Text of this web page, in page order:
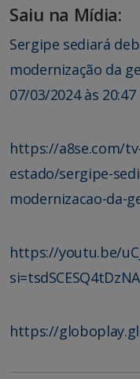
Saiu na Mídia:
Sergipe sediará
modernização da
07/03/2024 às 20:47
https://a8se.com/
estado/sergipe-
modernizacao-da-
https://youtu.be/
https://